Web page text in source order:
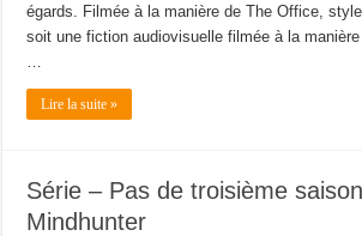
égards. Filmée à la manière de The Office,
soit une fiction audiovisuelle filmée à la manière
Lire la suite »
Série – Pas de troisième
Mindhunter